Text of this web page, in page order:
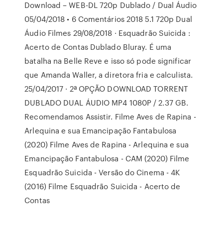
Download – WEB-DL 720p Dublado / Dual Áudio
05/04/2018 • 6 Comentários 2018 5.1 720p Dual
Áudio Filmes 29/08/2018 · Esquadrão Suicida :
Acerto de Contas Dublado Bluray. É uma
batalha na Belle Reve e isso só pode significar
que Amanda Waller, a diretora fria e calculista.
25/04/2017 · 2ª OPÇÃO DOWNLOAD TORRENT
DUBLADO DUAL ÁUDIO MP4 1080P / 2.37 GB.
Recomendamos Assistir. Filme Aves de Rapina -
Arlequina e sua Emancipação Fantabulosa
(2020) Filme Aves de Rapina - Arlequina e sua
Emancipação Fantabulosa - CAM (2020) Filme
Esquadrão Suicida - Versão do Cinema - 4K
(2016) Filme Esquadrão Suicida - Acerto de
Contas